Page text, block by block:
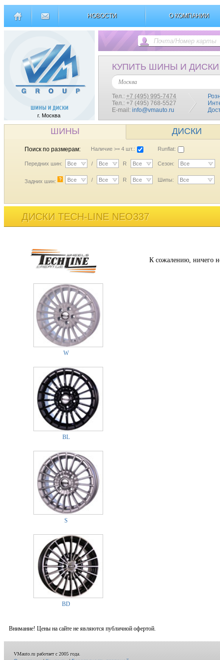
НОВОСТИ О КОМПАНИИ
г. Москва
КУПИТЬ ШИНЫ И ДИСКИ
Москва
Тел.: +7 (495) 995-7474
Тел.: +7 (495) 768-5527
E-mail: info@vmauto.ru
ШИНЫ ДИСКИ
Поиск по размерам: Наличие >= 4 шт.: Runflat:
Передних шин: Все / Все R Все Сезон: Все
Задних шин: ? Все / Все R Все Шипы: Все
ДИСКИ TECH-LINE NEO337
W
BL
S
BD
К сожалению, ничего
Внимание! Цены на сайте не являются публичной офертой.
VMauto.ru работает с 2005 года.